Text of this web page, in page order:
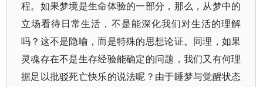
程。如果梦境是生命体验的一部分，那么，从梦中的
立场看待日常生活，不是能深化我们对生活的理解
吗？这不是隐喻，而是特殊的思想论证。同理，如果
灵魂存在不是生存经验能确定的问题，我们又有何理
据足以批驳死亡快乐的说法呢？由于睡梦与觉醒状态